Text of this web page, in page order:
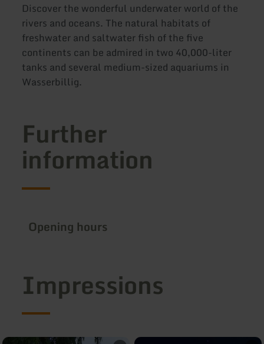
Discover the wonderful underwater world of the
rivers and oceans. The natural habitats of
freshwater and saltwater fish of the five
continents can be admired in two 40,000-liter
tanks and several medium-sized aquariums in
Wasserbillig.
Further
information
Opening hours
Impressions